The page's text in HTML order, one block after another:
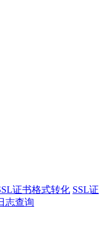
证书格式转化 SSL证
志查询